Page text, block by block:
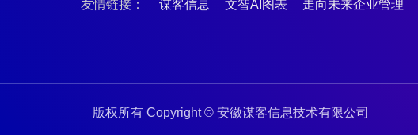
友情链接： 谋客信息 文智AI图表 走向未来企业管理
版权所有 Copyright © 安徽谋客信息技术有限公司